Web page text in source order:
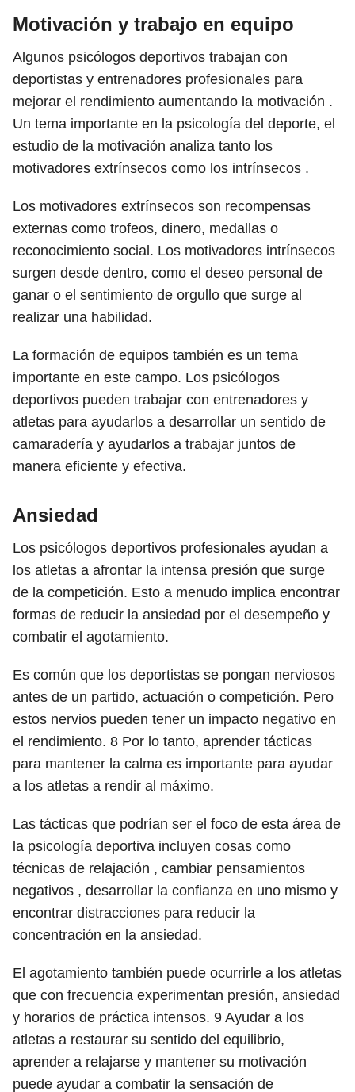
Motivación y trabajo en equipo
Algunos psicólogos deportivos trabajan con
deportistas y entrenadores profesionales para
mejorar el rendimiento aumentando la motivación .
Un tema importante en la psicología del deporte, el
estudio de la motivación analiza tanto los
motivadores extrínsecos como los intrínsecos .
Los motivadores extrínsecos son recompensas
externas como trofeos, dinero, medallas o
reconocimiento social. Los motivadores intrínsecos
surgen desde dentro, como el deseo personal de
ganar o el sentimiento de orgullo que surge al
realizar una habilidad.
La formación de equipos también es un tema
importante en este campo. Los psicólogos
deportivos pueden trabajar con entrenadores y
atletas para ayudarlos a desarrollar un sentido de
camaradería y ayudarlos a trabajar juntos de
manera eficiente y efectiva.
Ansiedad
Los psicólogos deportivos profesionales ayudan a
los atletas a afrontar la intensa presión que surge
de la competición. Esto a menudo implica encontrar
formas de reducir la ansiedad por el desempeño y
combatir el agotamiento.
Es común que los deportistas se pongan nerviosos
antes de un partido, actuación o competición. Pero
estos nervios pueden tener un impacto negativo en
el rendimiento. 8 Por lo tanto, aprender tácticas
para mantener la calma es importante para ayudar
a los atletas a rendir al máximo.
Las tácticas que podrían ser el foco de esta área de
la psicología deportiva incluyen cosas como
técnicas de relajación , cambiar pensamientos
negativos , desarrollar la confianza en uno mismo y
encontrar distracciones para reducir la
concentración en la ansiedad.
El agotamiento también puede ocurrirle a los atletas
que con frecuencia experimentan presión, ansiedad
y horarios de práctica intensos. 9 Ayudar a los
atletas a restaurar su sentido del equilibrio,
aprender a relajarse y mantener su motivación
puede ayudar a combatir la sensación de